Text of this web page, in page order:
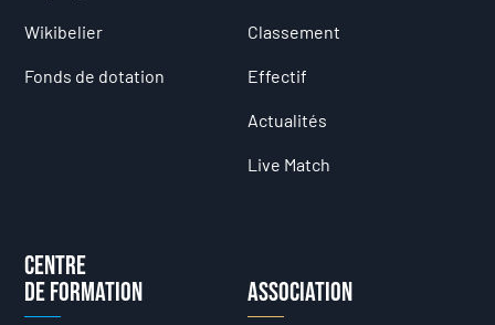
Wikibelier
Fonds de dotation
Classement
Effectif
Actualités
Live Match
Centre
de formation
Association